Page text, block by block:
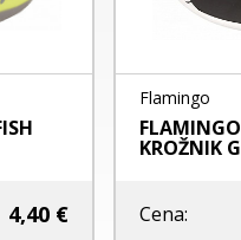
DVOJNA POSODA ZA
IZ MELAMINA ROZA
Cena: